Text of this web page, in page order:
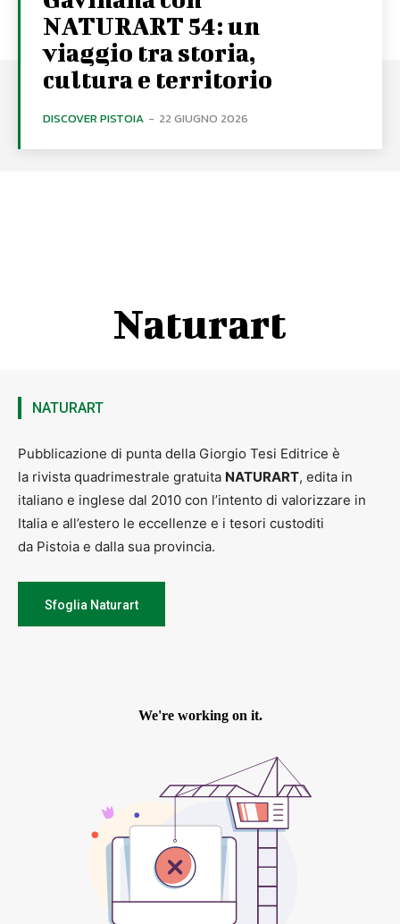
NATURART 54: un
viaggio tra storia,
cultura e territorio
DISCOVER PISTOIA - 22 GIUGNO 2026
Naturart
NATURART
Pubblicazione di punta della Giorgio Tesi Editrice è
la rivista quadrimestrale gratuita NATURART, edita in
italiano e inglese dal 2010 con l’intento di valorizzare in
Italia e all’estero le eccellenze e i tesori custoditi
da Pistoia e dalla sua provincia.
Sfoglia Naturart